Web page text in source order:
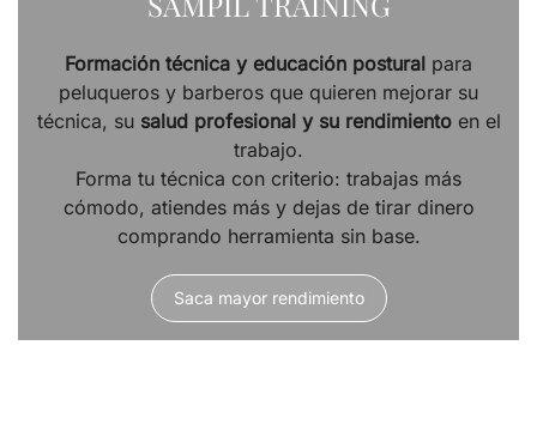
Formación técnica y educación postural para
peluqueros y barberos que quieren mejorar su
técnica, su salud profesional y su rendimientoen el
trabajo.
Forma tu técnica con criterio: trabajas más
cómodo, atiendes más y dejas de tirar dinero
comprando herramienta sin base.
Saca mayor rendimiento